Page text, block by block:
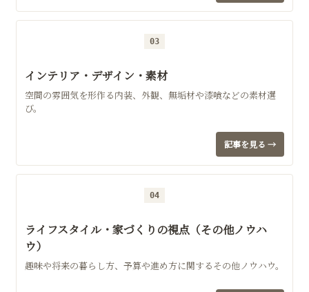
03
インテリア・デザイン・素材
空間の雰囲気を形作る内装、外観、無垢材や漆喰などの素材選
び。
記事を見る →
04
ライフスタイル・家づくりの視点（その他ノウハ
ウ）
趣味や将来の暮らし方、予算や進め方に関するその他ノウハウ。